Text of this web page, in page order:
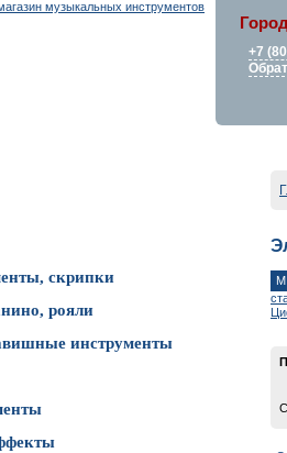
+7
скрипки
рояли
инструменты